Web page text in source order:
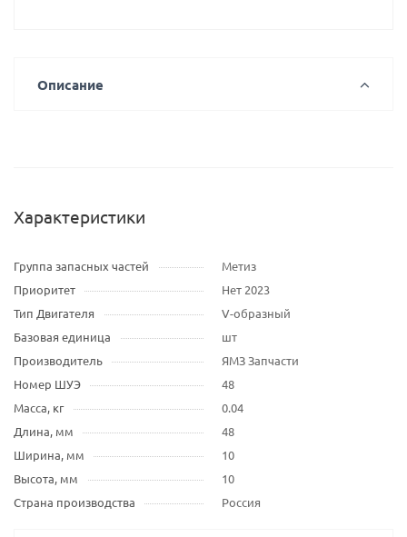
Описание
Характеристики
Группа запасных частей
Метиз
Приоритет
Нет 2023
Тип Двигателя
V-образный
Базовая единица
шт
Производитель
ЯМЗ Запчасти
Номер ШУЭ
48
Масса, кг
0.04
Длина, мм
48
Ширина, мм
10
Высота, мм
10
Страна производства
Россия